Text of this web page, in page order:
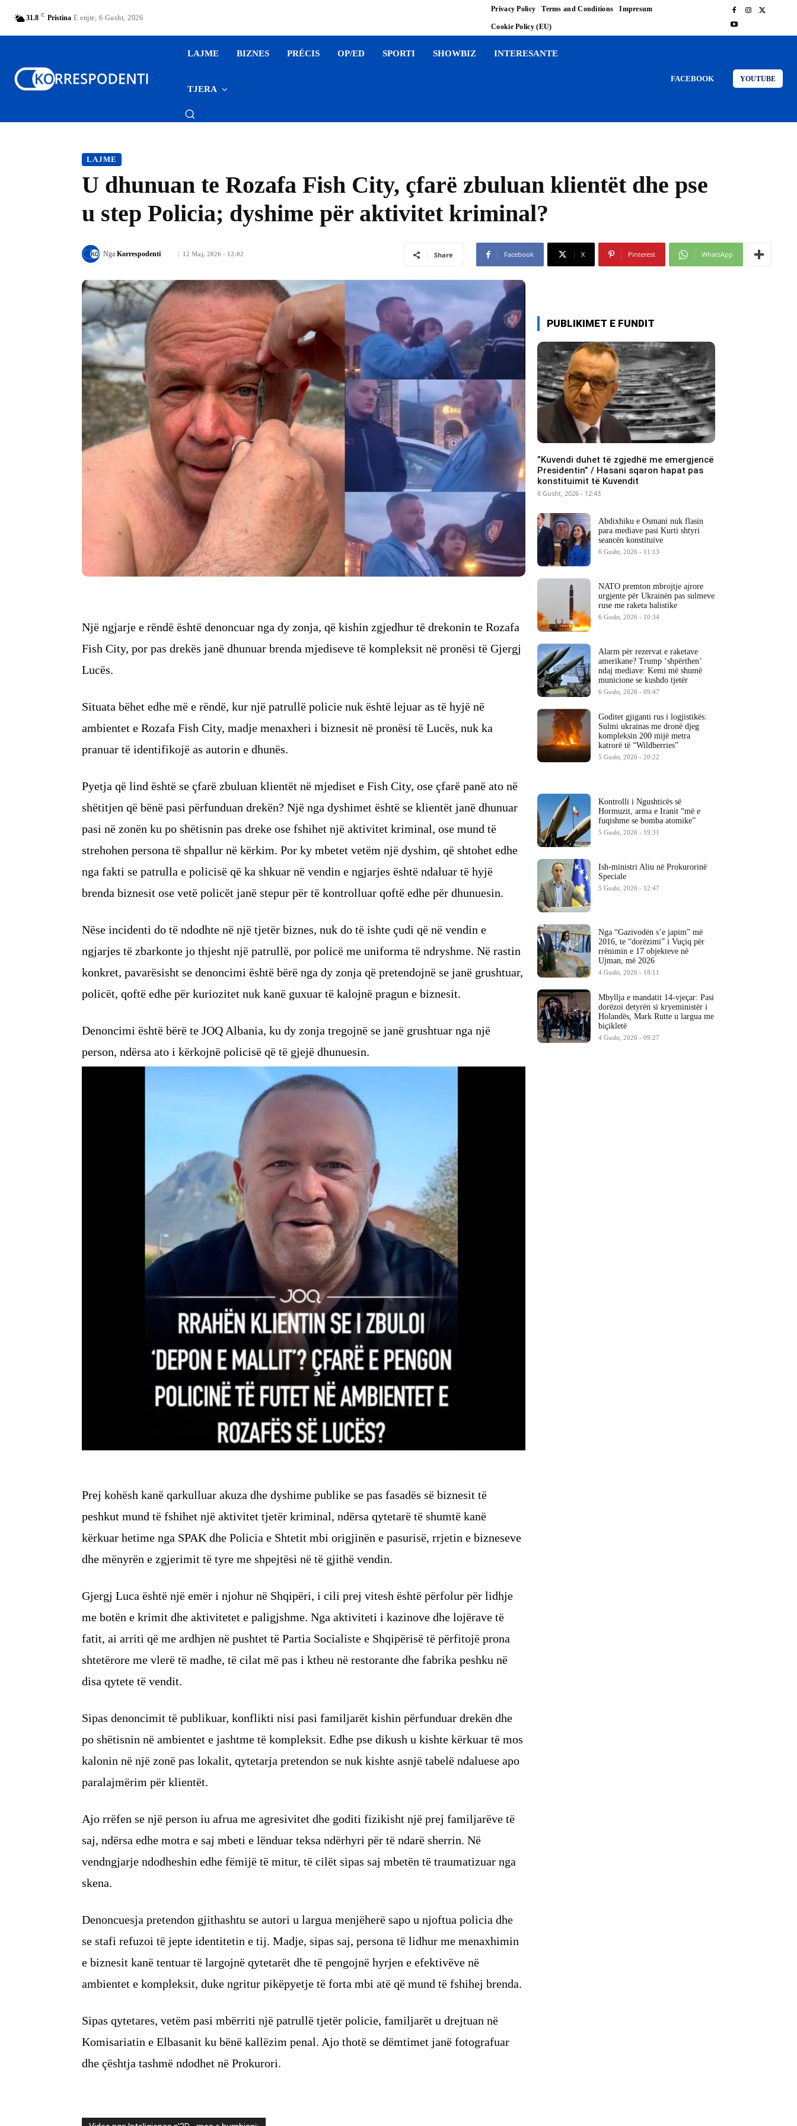
31.8 C Pristina E enjte, 6 Gusht, 2026
Privacy Policy Terms and Conditions Impresum
Cookie Policy (EU)
LAJME BIZNES PRÉCIS OP/ED SPORTI SHOWBIZ INTERESANTE
TJERA
FACEBOOK YOUTUBE
LAJME
U dhunuan te Rozafa Fish City, çfarë zbuluan klientët dhe pse
u step Policia; dyshime për aktivitet kriminal?
12 Maj, 2026 - 12:02
Nga Korrespodenti Share Facebook X Pinterest WhatsApp
Një ngjarje e rëndë është denoncuar nga dy zonja, që kishin zgjedhur të drekonin te Rozafa
Fish City, por pas drekës janë dhunuar brenda mjediseve të kompleksit në pronësi të Gjergj
Lucës.
Situata bëhet edhe më e rëndë, kur një patrullë policie nuk është lejuar as të hyjë në
ambientet e Rozafa Fish City, madje menaxheri i biznesit në pronësi të Lucës, nuk ka
pranuar të identifikojë as autorin e dhunës.
Pyetja që lind është se çfarë zbuluan klientët në mjediset e Fish City, ose çfarë panë ato në
shëtitjen që bënë pasi përfunduan drekën? Një nga dyshimet është se klientët janë dhunuar
pasi në zonën ku po shëtisnin pas dreke ose fshihet një aktivitet kriminal, ose mund të
strehohen persona të shpallur në kërkim. Por ky mbetet vetëm një dyshim, që shtohet edhe
nga fakti se patrulla e policisë që ka shkuar në vendin e ngjarjes është ndaluar të hyjë
brenda biznesit ose vetë policët janë stepur për të kontrolluar qoftë edhe për dhunuesin.
Nëse incidenti do të ndodhte në një tjetër biznes, nuk do të ishte çudi që në vendin e
ngjarjes të zbarkonte jo thjesht një patrullë, por policë me uniforma të ndryshme. Në rastin
konkret, pavarësisht se denoncimi është bërë nga dy zonja që pretendojnë se janë grushtuar,
policët, qoftë edhe për kuriozitet nuk kanë guxuar të kalojnë pragun e biznesit.
Denoncimi është bërë te JOQ Albania, ku dy zonja tregojnë se janë grushtuar nga një
person, ndërsa ato i kërkojnë policisë që të gjejë dhunuesin.
Prej kohësh kanë qarkulluar akuza dhe dyshime publike se pas fasadës së biznesit të
peshkut mund të fshihet një aktivitet tjetër kriminal, ndërsa qytetarë të shumtë kanë
kërkuar hetime nga SPAK dhe Policia e Shtetit mbi origjinën e pasurisë, rrjetin e bizneseve
dhe mënyrën e zgjerimit të tyre me shpejtësi në të gjithë vendin.
Gjergj Luca është një emër i njohur në Shqipëri, i cili prej vitesh është përfolur për lidhje
me botën e krimit dhe aktivitetet e paligjshme. Nga aktiviteti i kazinove dhe lojërave të
fatit, ai arriti që me ardhjen në pushtet të Partia Socialiste e Shqipërisë të përfitojë prona
shtetërore me vlerë të madhe, të cilat më pas i ktheu në restorante dhe fabrika peshku në
disa qytete të vendit.
Sipas denoncimit të publikuar, konflikti nisi pasi familjarët kishin përfunduar drekën dhe
po shëtisnin në ambientet e jashtme të kompleksit. Edhe pse dikush u kishte kërkuar të mos
kalonin në një zonë pas lokalit, qytetarja pretendon se nuk kishte asnjë tabelë ndaluese apo
paralajmërim për klientët.
Ajo rrëfen se një person iu afrua me agresivitet dhe goditi fizikisht një prej familjarëve të
saj, ndërsa edhe motra e saj mbeti e lënduar teksa ndërhyri për të ndarë sherrin. Në
vendngjarje ndodheshin edhe fëmijë të mitur, të cilët sipas saj mbetën të traumatizuar nga
skena.
Denoncuesja pretendon gjithashtu se autori u largua menjëherë sapo u njoftua policia dhe
se stafi refuzoi të jepte identitetin e tij. Madje, sipas saj, persona të lidhur me menaxhimin
e biznesit kanë tentuar të largojnë qytetarët dhe të pengojnë hyrjen e efektivëve në
ambientet e kompleksit, duke ngritur pikëpyetje të forta mbi atë që mund të fshihej brenda.
Sipas qytetares, vetëm pasi mbërriti një patrullë tjetër policie, familjarët u drejtuan në
Komisariatin e Elbasanit ku bënë kallëzim penal. Ajo thotë se dëmtimet janë fotografuar
dhe çështja tashmë ndodhet në Prokurori.
PUBLIKIMET E FUNDIT
​”Kuvendi duhet të zgjedhë me emergjencë
Presidentin” / Hasani sqaron hapat pas
konstituimit të Kuvendit
6 Gusht, 2026 - 12:43
Abdixhiku e Osmani nuk flasin
para mediave pasi Kurti shtyri
seancën konstituive
6 Gusht, 2026 - 11:13
NATO premton mbrojtje ajrore
urgjente për Ukrainën pas sulmeve
ruse me raketa balistike
6 Gusht, 2026 - 10:34
Alarm për rezervat e raketave
amerikane? Trump ‘shpërthen’
ndaj mediave: Kemi më shumë
municione se kushdo tjetër
6 Gusht, 2026 - 09:47
Goditet gjiganti rus i logjistikës:
Sulmi ukrainas me dronë djeg
kompleksin 200 mijë metra
katrorë të “Wildberries”
5 Gusht, 2026 - 20:22
Kontrolli i Ngushticës së
Hormuzit, arma e Iranit “më e
fuqishme se bomba atomike”
5 Gusht, 2026 - 19:31
Ish-ministri ​Aliu në Prokurorinë
Speciale
5 Gusht, 2026 - 12:47
Nga “Gazivodën s’e japim” më
2016, te “dorëzimi” i Vuçiq për
rrënimin e 17 objekteve në
Ujman, më 2026
4 Gusht, 2026 - 18:11
Mbyllja e mandatit 14-vjeçar: Pasi
dorëzoi detyrën si kryeministër i
Holandës, Mark Rutte u largua me
biçikletë
4 Gusht, 2026 - 09:27